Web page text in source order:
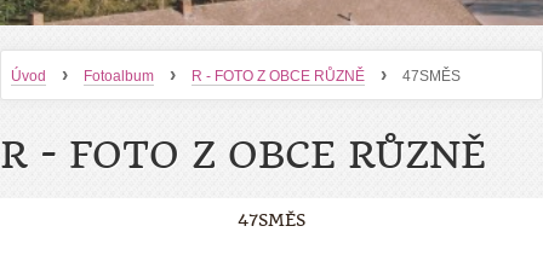
Úvod › Fotoalbum › R - FOTO Z OBCE RŮZNĚ › 47SMĚS
R - FOTO Z OBCE RŮZNĚ
47SMĚS